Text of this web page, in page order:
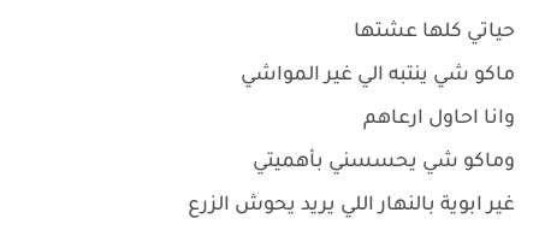
حياتي كلها عشتها
ماكو شي ينتبه الي غير المواشي
وانا احاول ارعاهم
وماكو شي يحسسني بأهميتي
غير ابوية بالنهار اللي يريد يحوش الزرع